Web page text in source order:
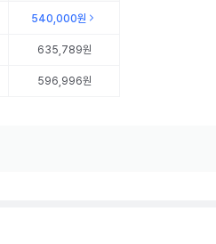
540,000원
635,789원
596,996원